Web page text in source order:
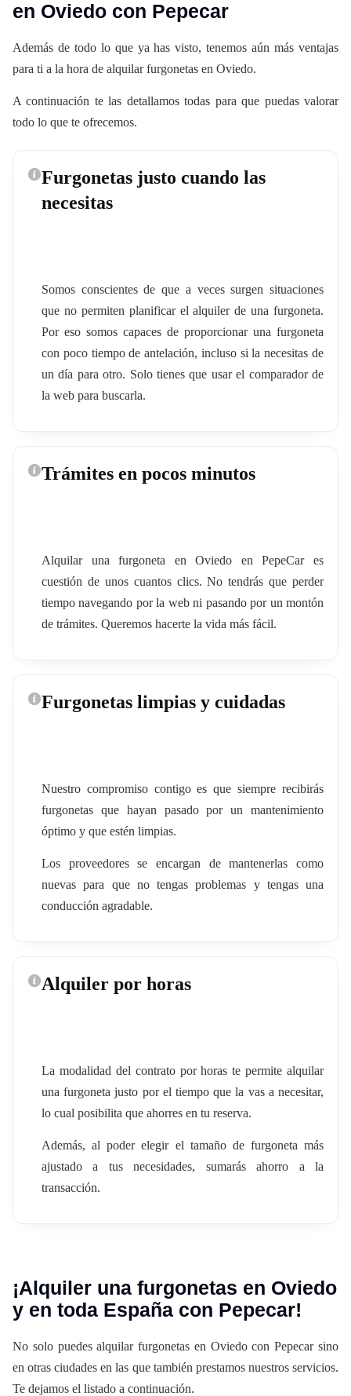
en Oviedo con Pepecar
Además de todo lo que ya has visto, tenemos aún más ventajas
para ti a la hora de alquilar furgonetas en Oviedo.
A continuación te las detallamos todas para que puedas valorar
todo lo que te ofrecemos.
Furgonetas justo cuando las
necesitas
Somos conscientes de que a veces surgen situaciones
que no permiten planificar el alquiler de una furgoneta.
Por eso somos capaces de proporcionar una furgoneta
con poco tiempo de antelación, incluso si la necesitas de
un día para otro. Solo tienes que usar el comparador de
la web para buscarla.
Trámites en pocos minutos
Alquilar una furgoneta en Oviedo en PepeCar es
cuestión de unos cuantos clics. No tendrás que perder
tiempo navegando por la web ni pasando por un montón
de trámites. Queremos hacerte la vida más fácil.
Furgonetas limpias y cuidadas
Nuestro compromiso contigo es que siempre recibirás
furgonetas que hayan pasado por un mantenimiento
óptimo y que estén limpias.
Los proveedores se encargan de mantenerlas como
nuevas para que no tengas problemas y tengas una
conducción agradable.
Alquiler por horas
La modalidad del contrato por horas te permite alquilar
una furgoneta justo por el tiempo que la vas a necesitar,
lo cual posibilita que ahorres en tu reserva.
Además, al poder elegir el tamaño de furgoneta más
ajustado a tus necesidades, sumarás ahorro a la
transacción.
¡Alquiler una furgonetas en Oviedo
y en toda España con Pepecar!
No solo puedes alquilar furgonetas en Oviedo con Pepecar sino
en otras ciudades en las que también prestamos nuestros servicios.
Te dejamos el listado a continuación.